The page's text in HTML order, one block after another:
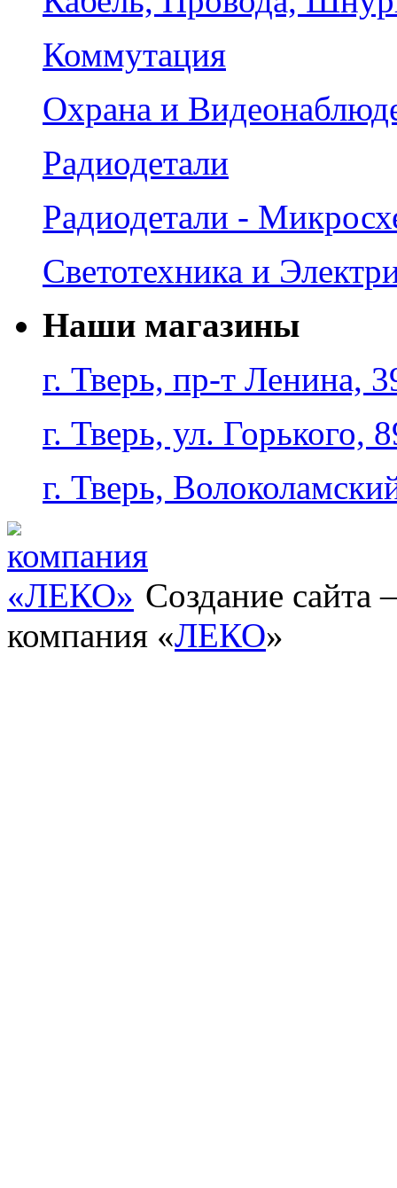
Коммутация
Охрана и
Радиодетали
Радиодетали -
Светотехника и
Наши магазины
г. Тверь, пр-т Ленина,
г. Тверь, ул. Горького,
г. Тверь,
Создание сайта
компания «ЛЕКО»